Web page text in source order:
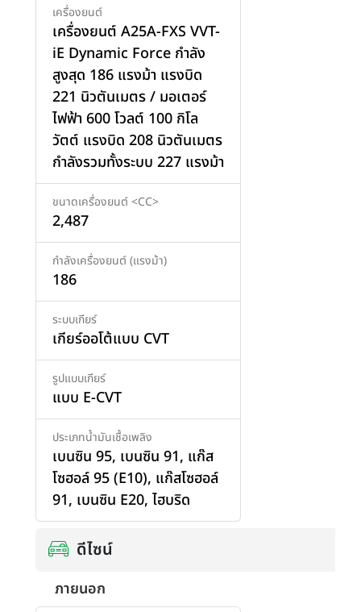
เครื่องยนต์
เครื่องยนต์ A25A-FXS VVT-
iE Dynamic Force กำลัง
สูงสุด 186 แรงม้า แรงบิด
221 นิวตันเมตร / มอเตอร์
ไฟฟ้า 600 โวลต์ 100 กิโล
วัตต์ แรงบิด 208 นิวตันเมตร
กำลังรวมทั้งระบบ 227 แรงม้า
ขนาดเครื่องยนต์ <CC>
2,487
กำลังเครื่องยนต์ (แรงม้า)
186
ระบบเกียร์
เกียร์ออโต้แบบ CVT
รูปแบบเกียร์
แบบ E-CVT
ประเภทน้ำมันเชื้อเพลิง
เบนซิน 95, เบนซิน 91, แก๊ส
โซฮอล์ 95 (E10), แก๊สโซฮอล์
91, เบนซิน E20, ไฮบริด
ดีไซน์
ภายนอก